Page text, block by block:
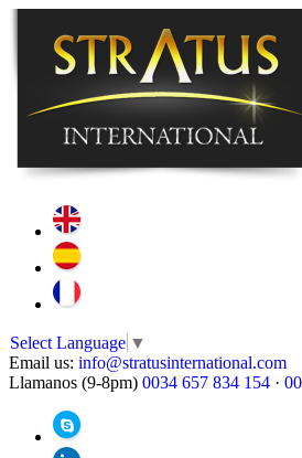
Select Language ▼
Email us: info@stratusinternational.com
Llamanos (9-8pm) 0034 657 834 154 ·